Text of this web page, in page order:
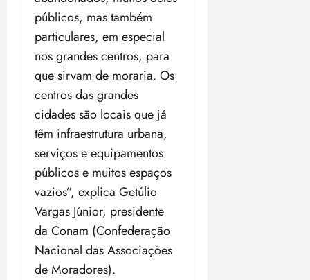
públicos, mas também
particulares, em especial
nos grandes centros, para
que sirvam de moraria. Os
centros das grandes
cidades são locais que já
têm infraestrutura urbana,
serviços e equipamentos
públicos e muitos espaços
vazios”, explica Getúlio
Vargas Júnior, presidente
da Conam (Confederação
Nacional das Associações
de Moradores).